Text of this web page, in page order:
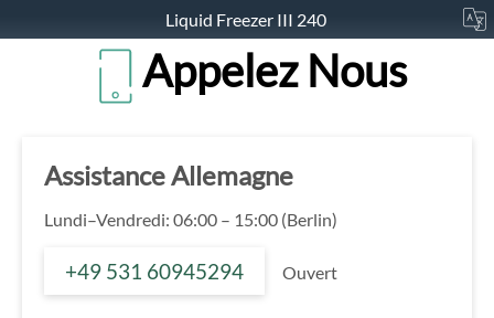
Liquid Freezer III 240
Appelez Nous
Assistance Allemagne
Lundi–Vendredi: 06:00 – 15:00 (Berlin)
+49 531 60945294 Ouvert